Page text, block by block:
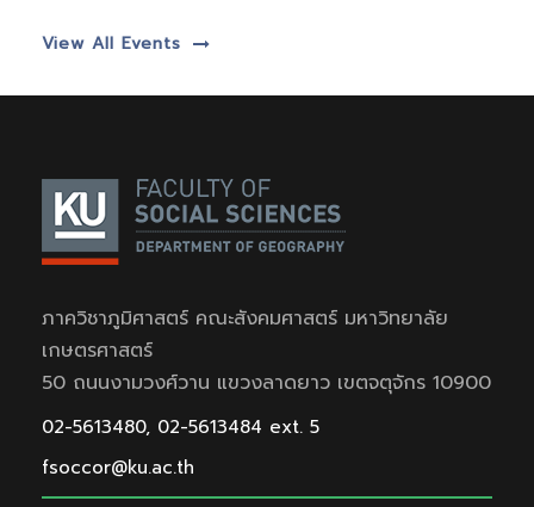
View All Events
ภาควิชาภูมิศาสตร์ คณะสังคมศาสตร์ มหาวิทยาลัย
เกษตรศาสตร์
50 ถนนงามวงศ์วาน แขวงลาดยาว เขตจตุจักร 10900
02-5613480, 02-5613484 ext. 5
fsoccor@ku.ac.th